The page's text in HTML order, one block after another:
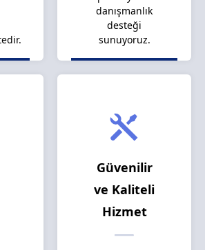
danışmanlık
desteği
sunuyoruz.
Güvenilir
ve Kaliteli
Hizmet